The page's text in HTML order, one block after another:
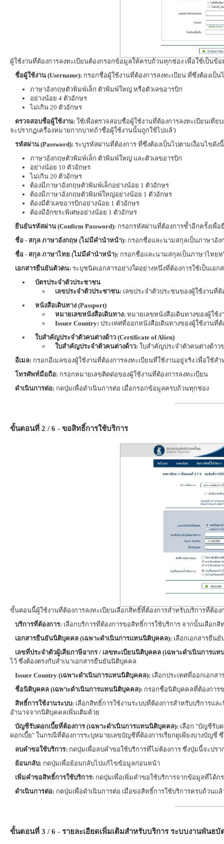
ผู้ใช้งานที่ต้องการลงทะเบียนต้องกรอกข้อมูลให้ครบถ้วนทุกช่อง เพื่อใช้เป็นข้
ชื่อผู้ใช้งาน (Username): กรอกชื่อผู้ใช้งานที่ต้องการลงทะเบียน ที่ซึ่งต้องเป็น
ภาษาอังกฤษตัวพิมพ์เล็ก ตัวพิมพ์ใหญ่ หรือตัวเลขอารบิก
อย่างน้อย 4 ตัวอักษร
ไม่เกิน 20 ตัวอักษร
ตรวจสอบชื่อผู้ใช้งาน: ใช้เพื่อตรวจสอบชื่อผู้ใช้งานที่ต้องการลงทะเบียนเที
จะปรากฏเครื่องหมายกากบาทถ้าชื่อผู้ใช้งานนั้นถูกใช้ไปแล้ว
รหัสผ่าน (Password): ระบุรหัสผ่านที่ต้องการ ที่ซึ่งต้องเป็นไปตามเงื่อนไขดังนี้
ภาษาอังกฤษตัวพิมพ์เล็ก ตัวพิมพ์ใหญ่ และตัวเลขอารบิก
อย่างน้อย 10 ตัวอักษร
ไม่เกิน 20 ตัวอักษร
ต้องมีภาษาอังกฤษตัวพิมพ์เล็กอย่างน้อย 1 ตัวอักษร
ต้องมีภาษาอังกฤษตัวพิมพ์ใหญ่อย่างน้อย 1 ตัวอักษร
ต้องมีตัวเลขอารบิกอย่างน้อย 1 ตัวอักษร
ต้องมีอักขระพิเศษอย่างน้อย 1 ตัวอักษร
ยืนยันรหัสผ่าน (Confirm Password): กรอกรหัสผ่านที่ต้องการซ้ำอีกครั้งเพื่
ชื่อ - สกุล ภาษาอังกฤษ (ไม่มีคำนำหน้า): กรอกชื่อและนามสกุลเป็นภาษาอัง
ชื่อ - สกุล ภาษาไทย (ไม่มีคำนำหน้า): กรอกชื่อและนามสกุลเป็นภาษาไทย
เอกสารยืนยันตัวตน: ระบุชนิดเอกสารอย่างใดอย่างหนึ่งที่ต้องการใช้เป็นเอ
บัตรประจำตัวประชาชน
เลขประจำตัวประชาชน: เลขประจำตัวประชนของผู้ใช้งานที่
หนังสือเดินทาง (Passport)
หมายเลขหนังสือเดินทาง: หมายเลขหนังสือเดินทางของผู้ใช้
Issuer Country: ประเทศที่ออกหนังสือเดินทางของผู้ใช้งานที่ต้
ใบสำคัญประจำตัวคนต่างด้าว (Certificate of Alien)
ใบสำคัญประจำตัวคนต่างด้าว: ใบสำคัญประจำตัวคนต่างด้าว
อีเมล: กรอกอีเมลของผู้ใช้งานที่ต้องการลงทะเบียนที่ใช้งานอยู่จริง เพื่อใช้ส
โทรศัพท์มือถือ: กรอกหมายเลขติดต่อของผู้ใช้งานที่ต้องการลงทะเบียน
ดำเนินการต่อ: กดปุ่มเพื่อดำเนินการต่อ เมื่อกรอกข้อมูลครบถ้วนทุกช่อง
ขั้นตอนที่ 2 / 6 - ขอสิทธิ์การใช้บริการ
ขั้นตอนนี้ผู้ใช้งานที่ต้องการลงทะเบียนเลือกสิทธิ์ที่ต้องการสำหรับบริการที่ต้อง
บริการที่ต้องการ: เลือกบริการที่ต้องการขอสิทธิ์การใช้บริการ จากนั้นเลือก
เอกสารยืนยันนิติบุคคล (เฉพาะดำเนินการแทนนิติบุคคล): เลือกเอกสารยืน
เลขที่ประจำตัวผู้เสียภาษีอากร / เลขทะเบียนนิติบุคคล (เฉพาะดำเนินการแ
ไว้ ซึ่งต้องตรงกับสำเนาเอกสารยืนยันนิติบุคคล
Issuer Country (เฉพาะดำเนินการแทนนิติบุคคล): เลือกประเทศที่ออกเอกส
ชื่อนิติบุคคล (เฉพาะดำเนินการแทนนิติบุคคล): กรอกชื่อนิติบุคคลที่ต้องการ
สิทธิ์การใช้งานระบบ: เลือกสิทธิ์การใช้งานระบบที่ต้องการสำหรับบริการแ
อำนาจจากนิติบุคคลเพิ่มเติมด้วย
บัญชีรับดอกเบี้ยที่ต้องการ (เฉพาะดำเนินการแทนนิติบุคคล): เลือก "บัญชีรับ
ดอกเบี้ย" ในกรณีที่ต้องการระบุหมายเลขบัญชีที่ต้องการเรียกดูเพียงบางบัญชี
ลบคำขอใช้บริการ: กดปุ่มเพื่อลบคำขอใช้บริการที่ไม่ต้องการ ซึ่งปุ่มนี้จะปร
ย้อนกลับ: กดปุ่มเพื่อย้อนกลับไปแก้ไขข้อมูลก่อนหน้า
เพิ่มคำขอสิทธิ์การใช้บริการ: กดปุ่มเพื่อเพิ่มคำขอใช้บริการจากข้อมูลที่ได้ก
ดำเนินการต่อ: กดปุ่มเพื่อดำเนินการต่อ เมื่อขอสิทธิ์การใช้บริการครบถ้วนแล้
ขั้นตอนที่ 3 / 6 - รายละเอียดเพิ่มเติมสำหรับบริการ ระบบงานพันธบั